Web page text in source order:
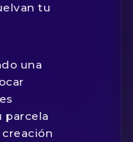
tu
una
parcela